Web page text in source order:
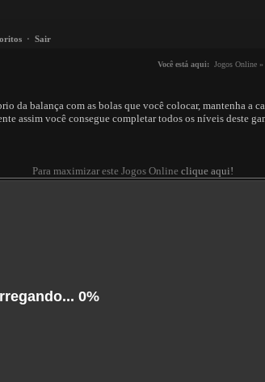
· Sair
Você está aqui: Jogos Online »
da balança com as bolas que você colocar, mantenha a
assim você consegue completar todos os níveis deste
Para maximizar este Jogos Online clique aqui!
0%